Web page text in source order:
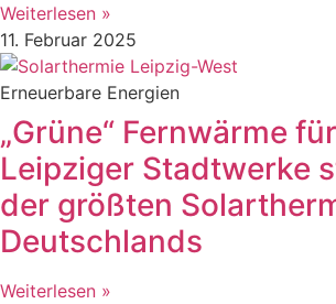
Weiterlesen »
11. Februar 2025
Erneuerbare Energien
„Grüne“ Fernwärme
Leipziger Stadtwerke
der größten
Deutschlands
Weiterlesen »